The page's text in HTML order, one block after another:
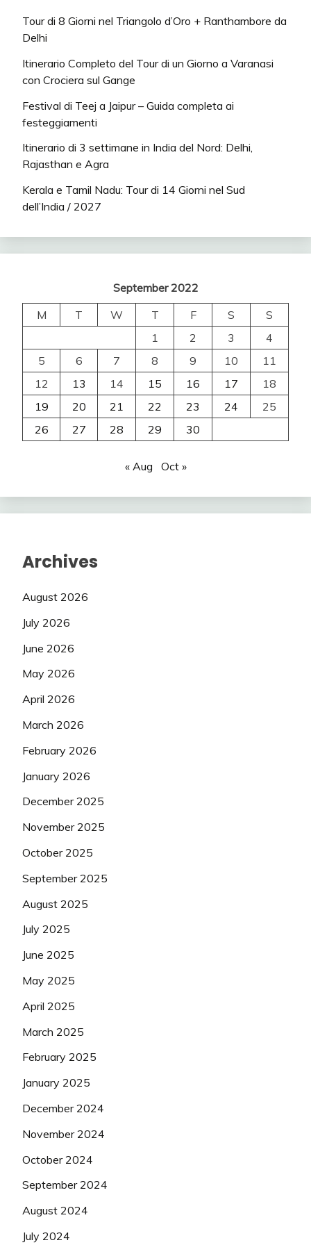
Tour di 8 Giorni nel Triangolo d’Oro + Ranthambore da
Delhi
Itinerario Completo del Tour di un Giorno a Varanasi
con Crociera sul Gange
Festival di Teej a Jaipur – Guida completa ai
festeggiamenti
Itinerario di 3 settimane in India del Nord: Delhi,
Rajasthan e Agra
Kerala e Tamil Nadu: Tour di 14 Giorni nel Sud
dell’India / 2027
September 2022
M
T W T F S
S
1
2 3
4
5
6 7 8 9 10
11
12
13 14 15 16 17
18
19
20 21 22 23 24
25
26
27 28 29 30
« Aug Oct »
Archives
August 2026
July 2026
June 2026
May 2026
April 2026
March 2026
February 2026
January 2026
December 2025
November 2025
October 2025
September 2025
August 2025
July 2025
June 2025
May 2025
April 2025
March 2025
February 2025
January 2025
December 2024
November 2024
October 2024
September 2024
August 2024
July 2024